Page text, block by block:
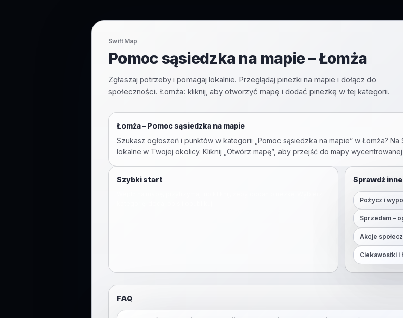
SwiftMap
Pomoc sąsiedzka na mapie – Łomża
Zgłaszaj potrzeby i pomagaj lokalnie. Przeglądaj pinezki na mapie i dołącz do
społeczności. Łomża: kliknij, aby otworzyć mapę i dodać pinezkę w tej kategorii.
Łomża– Pomoc sąsiedzka na mapie
Szukasz ogłoszeń i punktów w kategorii „ Pomoc sąsiedzka na mapie” w Łomża? Na
lokalne w Twojej okolicy. Kliknij „Otwórz mapę”, aby przejść do mapy
Szybki start Sprawdź
Pożycz i
Sprzedam –
Akcje
Ciekawostki i
FAQ